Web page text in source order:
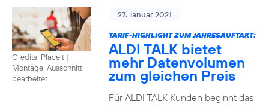
Credits: Placeit |
Montage, Ausschnitt
bearbeitet
27. Januar 2021
TARIF-HIGHLIGHT ZUM JAHRESAUFTAKT:
ALDI TALK bietet
mehr Datenvolumen
zum gleichen Preis
Für ALDI TALK Kunden beginnt das